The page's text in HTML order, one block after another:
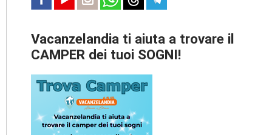
Vacanzelandia ti aiuta a trovare il
CAMPER dei tuoi SOGNI!